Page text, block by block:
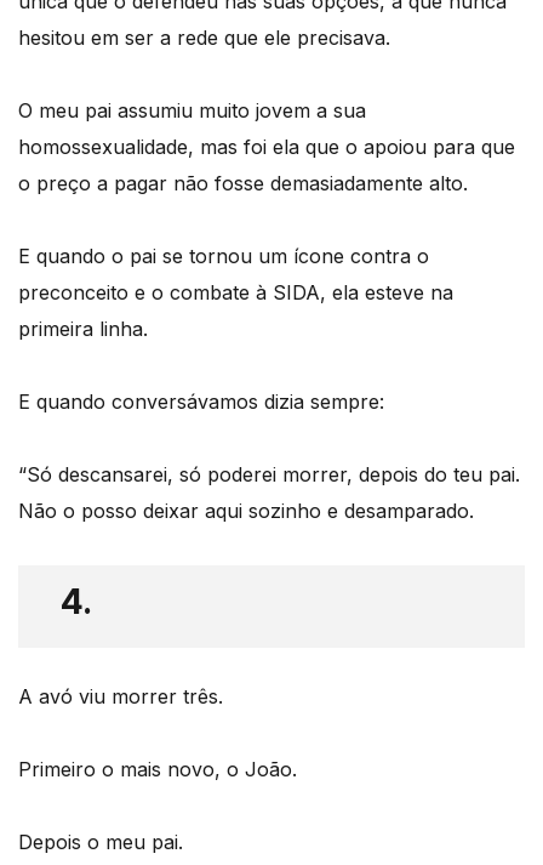
hesitou em ser a rede que ele precisava.
O meu pai assumiu muito jovem a sua
homossexualidade, mas foi ela que o apoiou para que
o preço a pagar não fosse demasiadamente alto.
E quando o pai se tornou um ícone contra o
preconceito e o combate à SIDA, ela esteve na
primeira linha.
E quando conversávamos dizia sempre:
“Só descansarei, só poderei morrer, depois do teu pai.
Não o posso deixar aqui sozinho e desamparado.
4.
A avó viu morrer três.
Primeiro o mais novo, o João.
Depois o meu pai.